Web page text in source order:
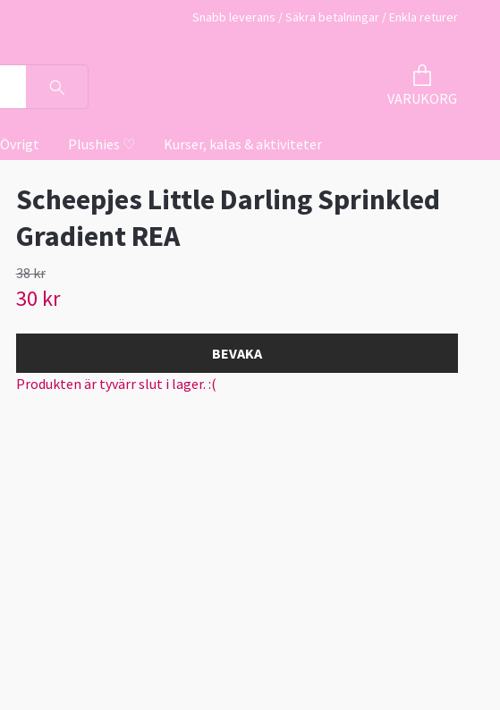
Snabb leverans / Säkra betalningar / Enkla returer
VARUKORG
Övrigt Plushies ♡ Kurser, kalas & aktiviteter
Scheepjes Little Darling Sprinkled
Gradient REA
38 kr
30 kr
BEVAKA
Produkten är tyvärr slut i lager. :(